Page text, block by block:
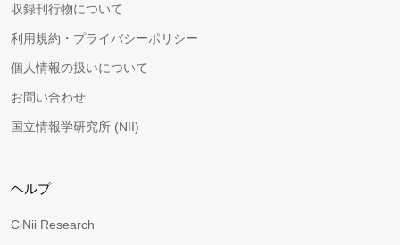
収録刊行物について
利用規約・プライバシーポリシー
個人情報の扱いについて
お問い合わせ
国立情報学研究所 (NII)
ヘルプ
CiNii Research